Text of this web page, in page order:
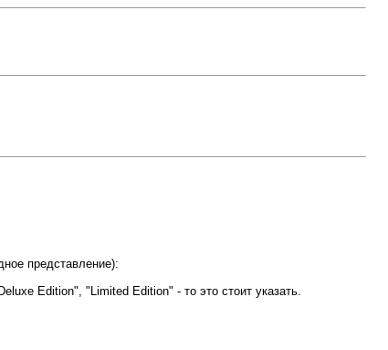
представление):
Edition", "Limited Edition" - то это стоит указать.